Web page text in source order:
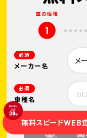
車の情報
1
必須
メーカー名
必須
車種名